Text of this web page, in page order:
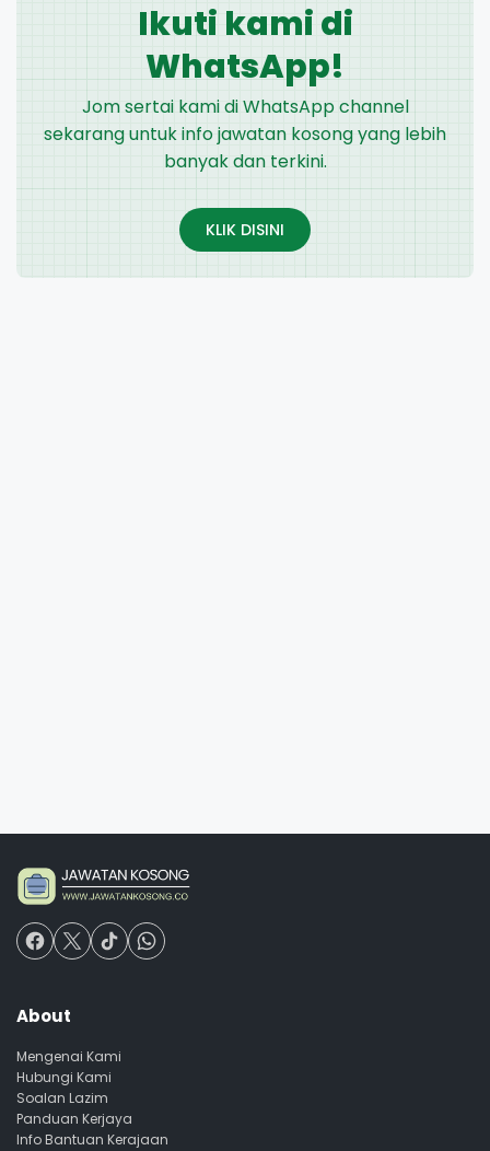
Ikuti kami di
WhatsApp!
Jom sertai kami di WhatsApp channel
sekarang untuk info jawatan kosong yang lebih
banyak dan terkini.
KLIK DISINI
About
Mengenai Kami
Hubungi Kami
Soalan Lazim
Panduan Kerjaya
Info Bantuan Kerajaan